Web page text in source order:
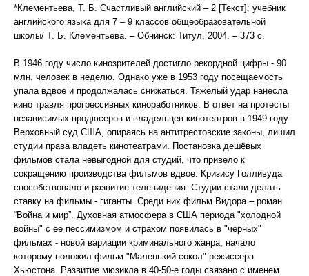
*Клементьева, Т. Б. Счастливый английский – 2 [Текст]: учебник
английского языка для 7 – 9 классов общеобразовательной
школы/ Т. Б. Клементьева. – Обнинск: Титул, 2004. – 373 с.
В 1946 году число кинозрителей достигло рекордной цифры - 90
млн. человек в неделю. Однако уже в 1953 году посещаемость
упала вдвое и продолжалась снижаться. Тяжёлый удар нанесла
кино травля прогрессивных киноработников. В ответ на протесты
независимых продюсеров и владельцев кинотеатров в 1949 году
Верховный суд США, опираясь на антитрестовские законы, лишил
студии права владеть кинотеатрами. Постановка дешёвых
фильмов стала невыгодной для студий, что привело к
сокращению производства фильмов вдвое. Кризису Голливуда
способствовало и развитие телевидения. Студии стали делать
ставку на фильмы - гиганты. Среди них фильм Видора – роман
“Война и мир”. Духовная атмосфера в США периода "холодной
войны" с ее пессимизмом и страхом появилась в "черных"
фильмах - новой вариации криминального жанра, начало
которому положил фильм "Маленький сокол" режиссера
Хьюстона. Развитие мюзикла в 40-50-е годы связано с именем